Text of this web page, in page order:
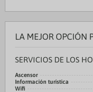
LA MEJOR OPCIÓN
SERVICIOS DE LOS
Ascensor
Información turística
Wifi